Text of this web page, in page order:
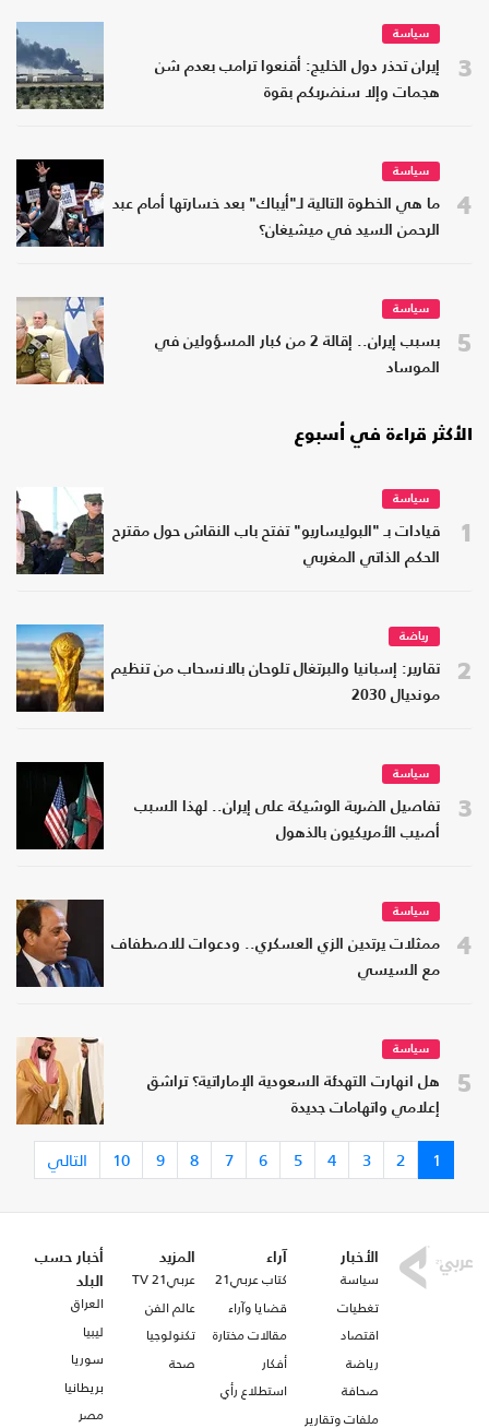
3
سياسة
إيران تحذر دول الخليج: أقنعوا ترامب بعدم شن
هجمات وإلا سنضربكم بقوة
4
سياسة
ما هي الخطوة التالية لـ"أيباك" بعد خسارتها أمام عبد
الرحمن السيد في ميشيغان؟
5
سياسة
بسبب إيران.. إقالة 2 من كبار المسؤولين في
الموساد
الأكثر قراءة في أسبوع
1
سياسة
قيادات بـ "البوليساريو" تفتح باب النقاش حول مقترح
الحكم الذاتي المغربي
2
رياضة
تقارير: إسبانيا والبرتغال تلوحان بالانسحاب من تنظيم
مونديال 2030
3
سياسة
تفاصيل الضربة الوشيكة على إيران.. لهذا السبب
أصيب الأمريكيون بالذهول
4
سياسة
ممثلات يرتدين الزي العسكري.. ودعوات للاصطفاف
مع السيسي
5
سياسة
هل انهارت التهدئة السعودية الإماراتية؟ تراشق
إعلامي واتهامات جديدة
1
2
3
4
5
6
7
8
9
10 التالي
الأخبار
سياسة
تغطيات
اقتصاد
رياضة
صحافة
ملفات وتقارير
آراء
كتاب عربي21
قضايا وآراء
مقالات مختارة
أفكار
استطلاع رأي
المزيد
عربي21 TV
عالم الفن
تكنولوجيا
صحة
أخبار حسب
البلد
العراق
ليبيا
سوريا
بريطانيا
مصر